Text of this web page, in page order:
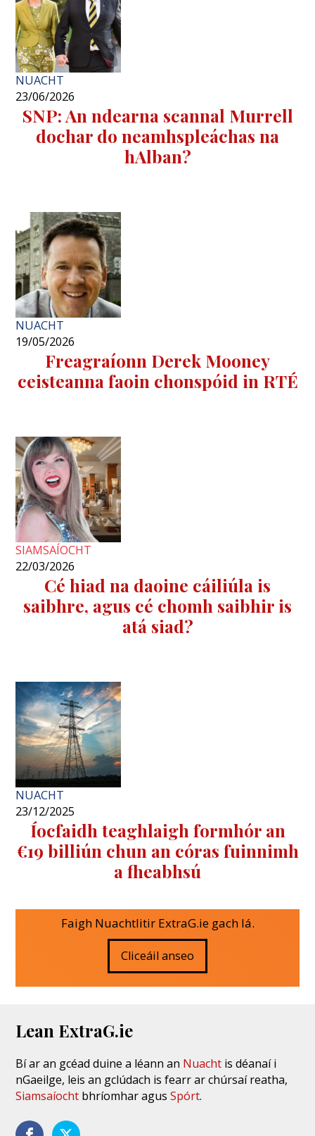
NUACHT
23/06/2026
SNP: An ndearna scannal Murrell
dochar do neamhspleáchas na
hAlban?
NUACHT
19/05/2026
Freagraíonn Derek Mooney
ceisteanna faoin chonspóid in RTÉ
SIAMSAÍOCHT
22/03/2026
Cé hiad na daoine cáiliúla is
saibhre, agus cé chomh saibhir is
atá siad?
NUACHT
23/12/2025
Íocfaidh teaghlaigh formhór an
€19 billiún chun an córas fuinnimh
a fheabhsú
Faigh Nuachtlitir ExtraG.ie gach lá.
Cliceáil anseo
Lean ExtraG.ie
Bí ar an gcéad duine a léann an Nuacht is déanaí i
nGaeilge, leis an gclúdach is fearr ar chúrsaí reatha,
Siamsaíocht bhríomhar agusSpórt.